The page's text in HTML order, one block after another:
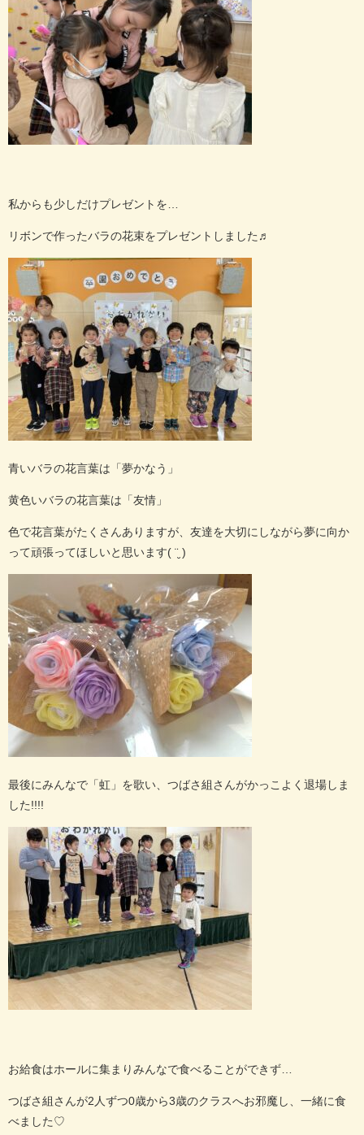
私からも少しだけプレゼントを
リボンで作ったバラの花束をプレゼントしました♬︎
青いバラの花言葉は「夢かなう」
黄色いバラの花言葉は「友情」
色で花言葉がたくさんありますが、友達を大切にしながら夢に向か
って頑張ってほしいと思います( ¨̮ )
最後にみんなで「虹」を歌い、つばさ組さんがかっこよく退場しま
した!!!!
お給食はホールに集まりみんなで食べることができず
つばさ組さんが2 人ずつ0歳から3歳のクラスへお邪魔し、一緒に食
べました♡